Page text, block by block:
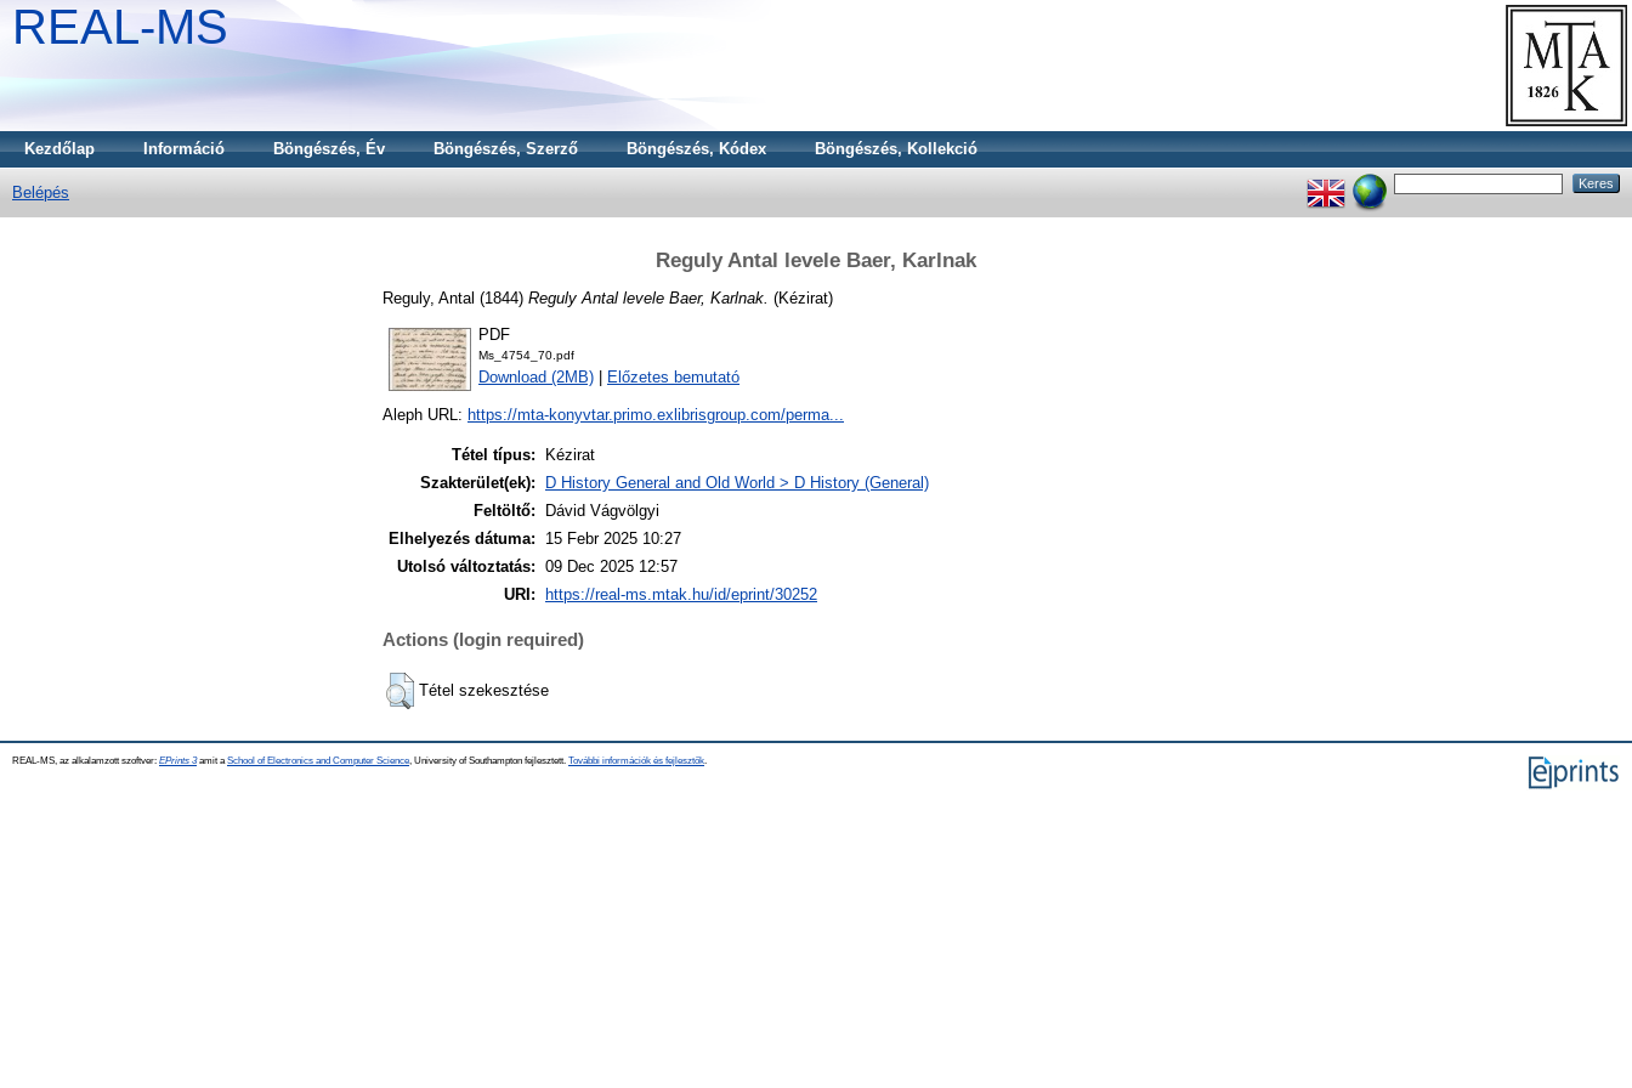
REAL-MS
Kezdőlap Információ Böngészés, Év Böngészés, Szerző Böngészés, Kódex Böngészés, Kollekció
Belépés
Reguly Antal levele Baer, Karlnak
Reguly, Antal (1844) Reguly Antal levele Baer, Karlnak. (Kézirat)
PDF
Ms_4754_70.pdf
Download (2MB) Előzetes bemutató
Aleph URL: https://mta-konyvtar.primo.exlibrisgroup.com/perma...
Tétel típus:
Kézirat
Szakterület(ek):
D History General and Old World > D History (General)
Feltöltő:
Dávid Vágvölgyi
Elhelyezés dátuma:
15 Febr 2025 10:27
Utolsó változtatás: 09 Dec 2025 12:57
URI:
https://real-ms.mtak.hu/id/eprint/30252
Actions (login required)
Tétel szekesztése
REAL-MS, az alkalamzott szoftver: EPrints 3amit a School of Electronics and Computer Science , University of Southampton fejlesztett. További információk és fejlesztők